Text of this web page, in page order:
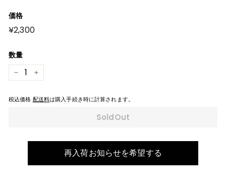
価格
元
格
¥2,300¥2,300
数量
− +
税込価格 配送料は購入手続き時に計算されます。
SoldOut
再入荷お知らせを希望する